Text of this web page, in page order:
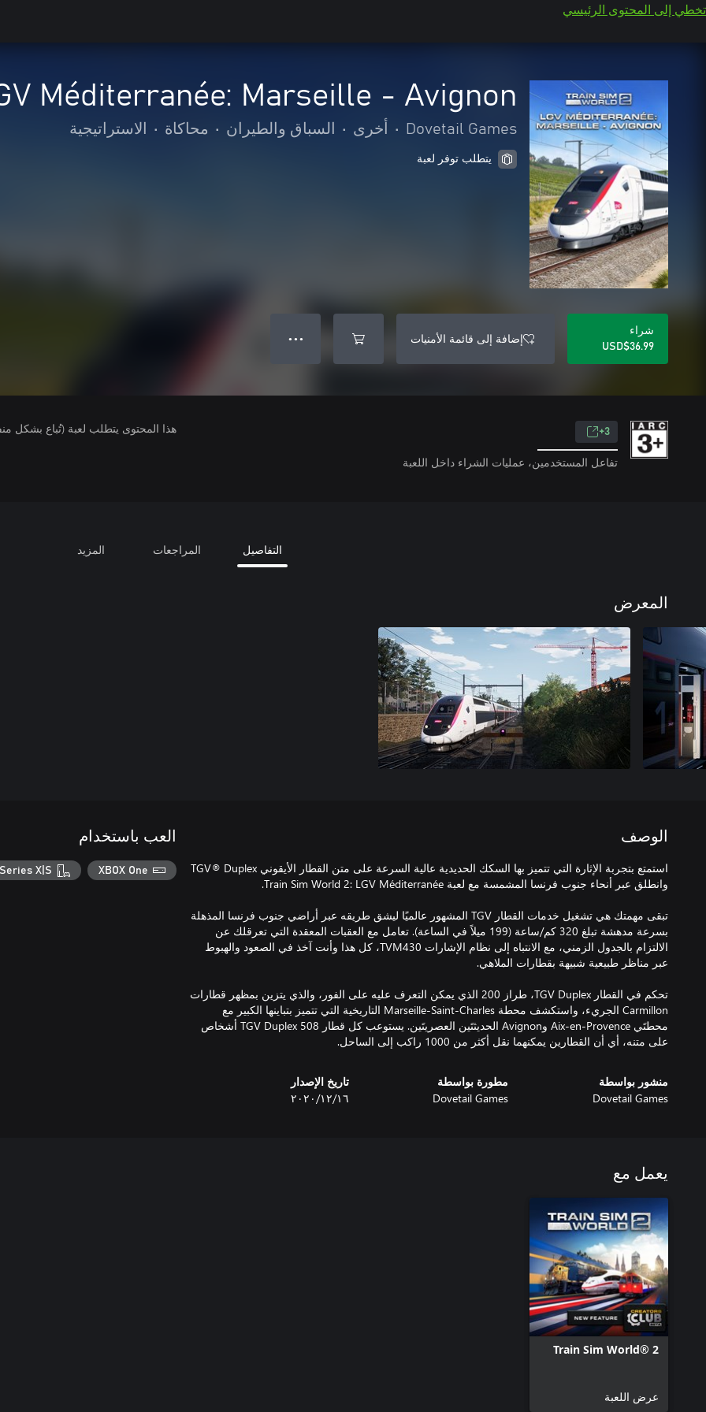
تخطي إلى المحتوى الرئيسي
Méditerranée: Marseille - Avignon
Dovetail Games
• أخرى • السباق والطيران • محاكاة • الاستراتيجية
يتطلب توفر لعبة
شراء
USD$36.99
إضافة إلى قائمة الأمنيات ● ● ●
3+
تفاعل المستخدمين، عمليات الشراء داخل اللعبة
هذا المحتوى يتطلب لعبة (تُباع بشكل
التفاصيل المراجعات المزيد
المعرض
الوصف
استمتع بتجربة الإثارة التي تتميز بها السكك الحديدية عالية السرعة على متن القطار الأيقوني TGV® Duplex
تبقى مهمتك هي تشغيل خدمات القطار TGV المشهور عالميًا ليشق طريقه عبر أراضي جنوب فرنسا المذهلة
بسرعة مدهشة تبلغ 320 كم/ساعة (199 ميلاً في الساعة). تعامل مع العقبات المعقدة التي تعرقلك عن
الالتزام بالجدول الزمني، مع الانتباه إلى نظام الإشارات TVM430، كل هذا وأنت آخذ في الصعود والهبوط
تحكم في القطار TGV Duplex، طراز 200 الذي يمكن التعرف عليه على الفور، والذي يتزين بمظهر قطارات
Carmillon الجريء، واستكشف محطة Marseille-Saint-Charles التاريخية التي تتميز بتباينها الكبير مع
محطتَي Aix-en-Provence وAvignon الحديثتَين العصريتَين. يستوعب كل قطار TGV Duplex 508 أشخاص
على متنه، أي أن القطارين يمكنهما نقل أكثر من 1000 راكب إلى الساحل.
منشور بواسطة
Dovetail Games
مطورة بواسطة
Dovetail Games
تاريخ الإصدار
١٦‏/١٢‏/٢٠٢٠
العب باستخدام
XBOX One
X|S
يعمل مع
Train Sim World® 2
عرض اللعبة